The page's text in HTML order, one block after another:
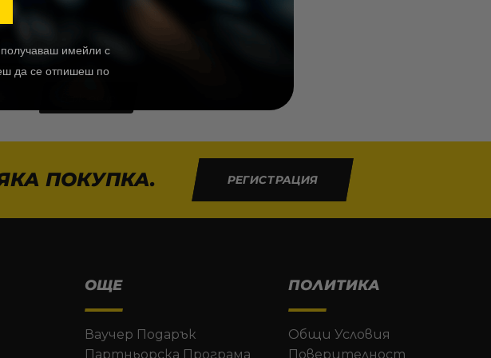
се 16 от 48 продукта
ПОКУПКА. РЕГИСТРАЦИЯ
ОЩЕ
Ваучер Подарък
Партньорска Програма
ПОЛИТИКА
Общи Условия
Поверителност
имейли с
да се отпишеш по